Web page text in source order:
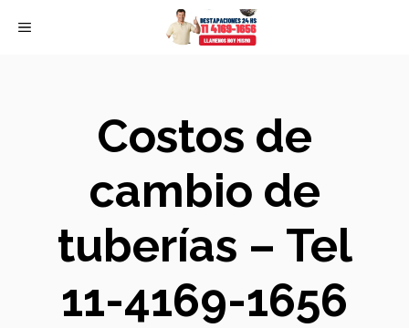
MENU
Costos de
cambio de
tuberías – Tel
11-4169-1656